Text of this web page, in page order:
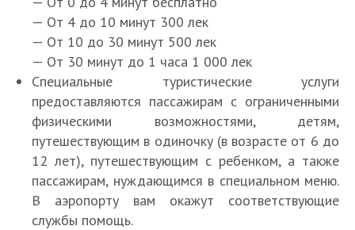
— От 4 до 10 минут 300 лек
— От 10 до 30 минут 500 лек
— От 30 минут до 1 часа 1 000 лек
Специальные туристические услуги
предоставляются пассажирам с ограниченными
физическими возможностями, детям,
путешествующим в одиночку (в возрасте от 6 до
12 лет), путешествующим с ребенком, а также
пассажирам, нуждающимся в специальном меню.
В аэропорту вам окажут соответствующие
службы помощь.